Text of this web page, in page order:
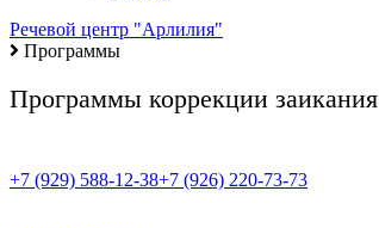
Речевой центр "Арлилия"
Программы
Программы коррекции заикания
+7 (929) 588-12-38+7 (926) 220-73-73